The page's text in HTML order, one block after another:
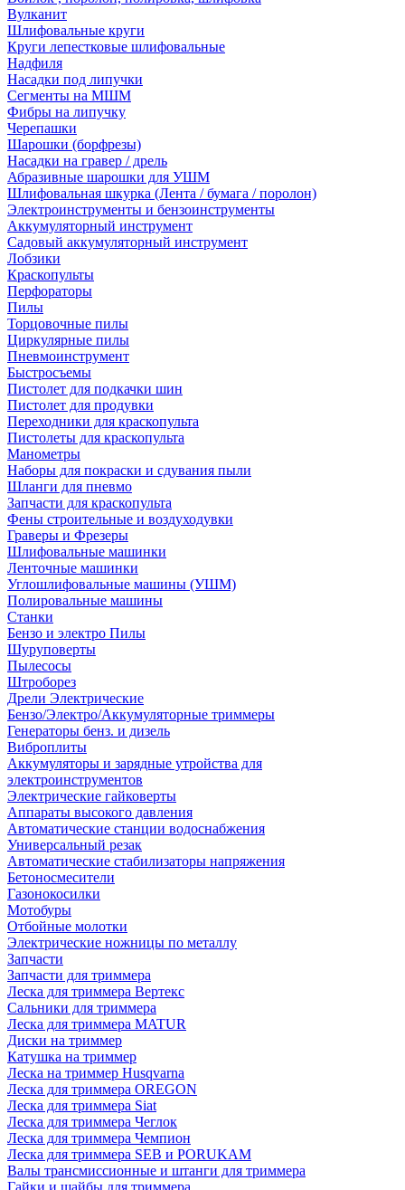
Вулканит
Шлифовальные круги
Круги лепестковые шлифовальные
Надфиля
Насадки под липучки
Сегменты на МШМ
Фибры на липучку
Черепашки
Шарошки (борфрезы)
Насадки на гравер / дрель
Абразивные шарошки для УШМ
Шлифовальная шкурка (Лента / бумага / поролон)
Электроинструменты и бензоинструменты
Аккумуляторный инструмент
Садовый аккумуляторный инструмент
Лобзики
Краскопульты
Перфораторы
Пилы
Торцовочные пилы
Циркулярные пилы
Пневмоинструмент
Быстросъемы
Пистолет для подкачки шин
Пистолет для продувки
Переходники для краскопульта
Пистолеты для краскопульта
Манометры
Наборы для покраски и сдувания пыли
Шланги для пневмо
Запчасти для краскопульта
Фены строительные и воздуходувки
Граверы и Фрезеры
Шлифовальные машинки
Ленточные машинки
Углошлифовальные машины (УШМ)
Полировальные машины
Станки
Бензо и электро Пилы
Шуруповерты
Пылесосы
Штроборез
Дрели Электрические
Бензо/Электро/Аккумуляторные триммеры
Генераторы бенз. и дизель
Виброплиты
Аккумуляторы и зарядные утройства для
электроинструментов
Электрические гайковерты
Аппараты высокого давления
Автоматические станции водоснабжения
Универсальный резак
Автоматические стабилизаторы напряжения
Бетоносмесители
Газонокосилки
Мотобуры
Отбойные молотки
Электрические ножницы по металлу
Запчасти
Запчасти для триммера
Леска для триммера Вертекс
Сальники для триммера
Леска для триммера MATUR
Диски на триммер
Катушка на триммер
Леска на триммер Husqvarna
Леска для триммера OREGON
Леска для триммера Siat
Леска для триммера Чеглок
Леска для триммера Чемпион
Леска для триммера SEB и PORUKAM
Валы трансмиссионные и штанги для триммера
Гайки и шайбы для триммера